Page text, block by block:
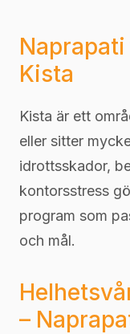
Kista
Kista är ett
eller sitter
idrottsskador,
kontorsstress
program som
och mål.
–